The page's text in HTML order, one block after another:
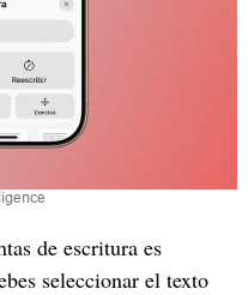
de escritura es
seleccionar el texto